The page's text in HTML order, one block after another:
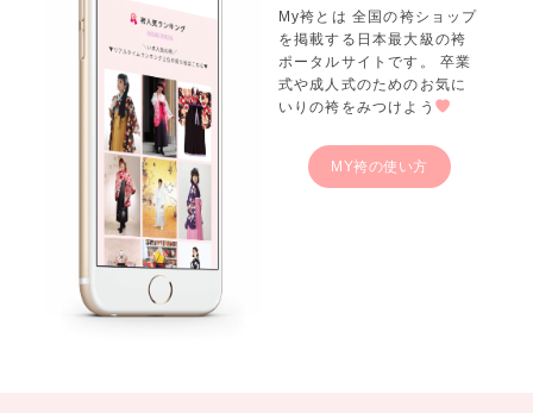
My袴とは 全国の袴ショップ
を掲載する日本最大級の袴
ポータルサイトです。 卒業
式や成人式のためのお気に
いりの袴をみつけよう
MY袴の使い方